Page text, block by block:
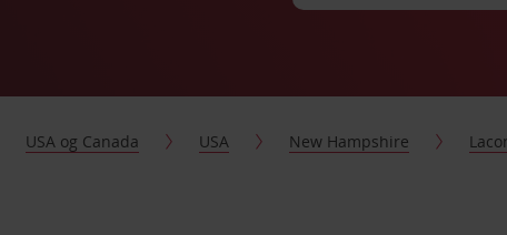
USA og Canada USA New Hampshire